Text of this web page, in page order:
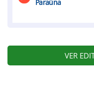
Paraúna
VER